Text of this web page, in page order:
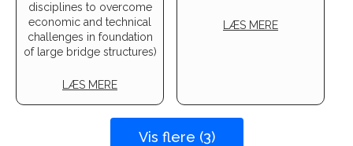
disciplines to overcome
economic and technical
challenges in foundation
of large bridge structures)
LÆS MERE
LÆS MERE
Vis flere (3)